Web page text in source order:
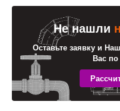
Не нашли
Оставьте заявку и
Вас по